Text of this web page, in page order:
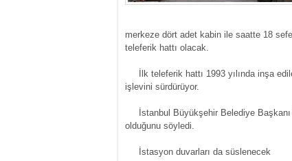
merkeze dört adet kabin ile saatte 18
teleferik hattı olacak.
İlk teleferik hattı 1993 yılında inşa
işlevini sürdürüyor.
İstanbul Büyükşehir Belediye Başkanı
olduğunu söyledi.
İstasyon duvarları da süslenecek